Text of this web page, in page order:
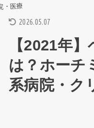
・医療
2026.05.07
【2021年
は？ホーチ
系病院・ク